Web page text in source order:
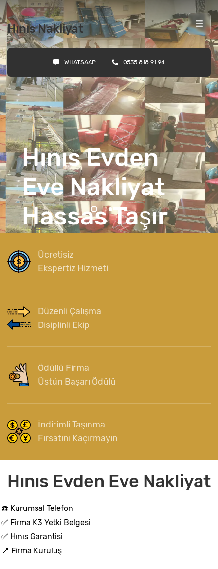
Hınıs Nakliyat
WHATSAAP 0535 818 91 94
Hınıs Evden
Eve Nakliyat
Hassas Taşır
Ücretisiz
Ekspertiz Hizmeti
Düzenli Çalışma
Disiplinli Ekip
Ödüllü Firma
Üstün Başarı Ödülü
İndirimli Taşınma
Fırsatını Kaçırmayın
Hınıs Evden Eve Nakliyat
☎️ Kurumsal Telefon
✅ Firma K3 Yetki Belgesi
✅ Hınıs Garantisi
📍 Firma Kuruluş